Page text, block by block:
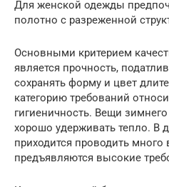
Для женской одежды
полотно с разреженной
Основными критерием
является прочность,
сохранять форму и цвет
категорию требований
гигиеничность. Вещи
хорошо удерживать тепло. В
приходится проводить
предъявляются высокие